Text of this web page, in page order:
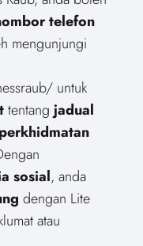
telefon
mengunjungi
untuk
tentang jadual
perkhidmatan
sosial, anda
dengan Lite
atau